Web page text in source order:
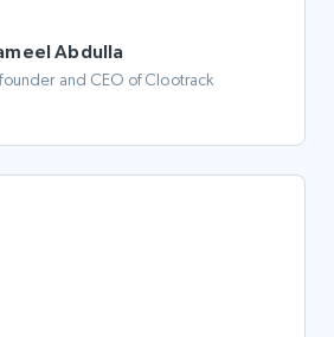
Abdulla
and CEO of Clootrack